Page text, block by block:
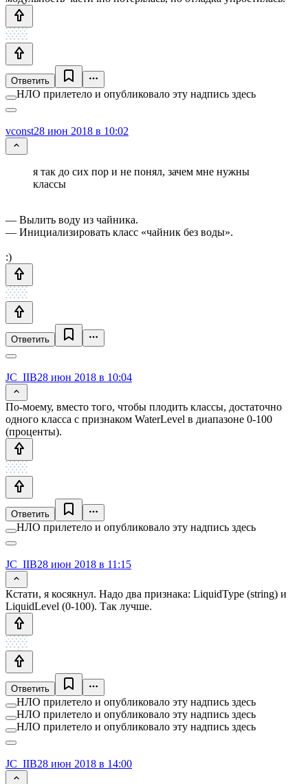
Ответить
НЛО прилетело и опубликовало эту надпись здесь
vconst28 июн 2018 в 10:02
я так до сих пор и не понял, зачем мне нужны
классы
— Вылить воду из чайника.
— Инициализировать класс «чайник без воды».
:)
Ответить
JC_IIB28 июн 2018 в 10:04
По-моему, вместо того, чтобы плодить классы, достаточно
одного класса с признаком WaterLevel в диапазоне 0-100
(проценты).
Ответить
НЛО прилетело и опубликовало эту надпись здесь
JC_IIB28 июн 2018 в 11:15
Кстати, я косякнул. Надо два признака: LiquidType (string) и
LiquidLevel (0-100). Так лучше.
Ответить
НЛО прилетело и опубликовало эту надпись здесь
НЛО прилетело и опубликовало эту надпись здесь
НЛО прилетело и опубликовало эту надпись здесь
JC_IIB28 июн 2018 в 14:00